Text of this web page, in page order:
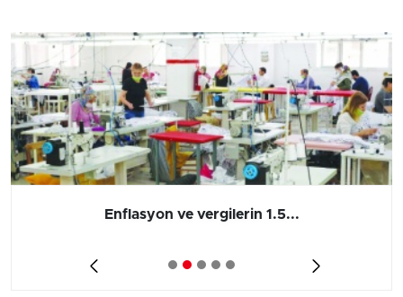
Enflasyon ve vergilerin 1.5...